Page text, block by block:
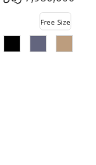
Free Size